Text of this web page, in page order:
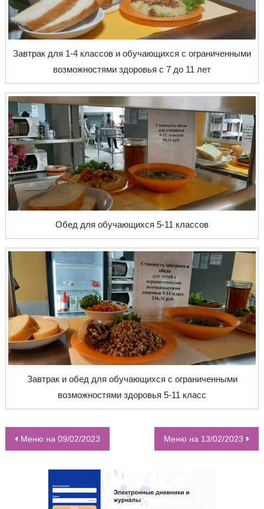
Завтрак для 1-4 классов и обучающихся с ограниченными
возможностями здоровья с 7 до 11 лет
Обед для обучающихся 5-11 классов
Завтрак и обед для обучающихся с ограниченными
возможностями здоровья 5-11 класс
НАВИГАЦИЯ ПО ЗАПИСЯМ
Меню на 09/02/2023 Меню на 13/02/2023